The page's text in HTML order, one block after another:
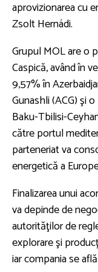
aprovizionarea cu
Zsolt Hernádi.
Grupul MOL are o
Caspică, având în
9,57% în
Gunashli (ACG) şi
Baku-Tbilisi-
către portul
parteneriat va
energetică a
Finalizarea unui
va depinde de
autorităţilor de
explorare şi
iar compania se